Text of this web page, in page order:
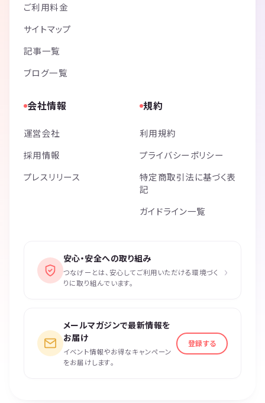
A. 年齢の制限はございません。
A. 着席＋立席式です。大半を椅子に座って話せるので疲れません！
Q. しつこく営業する人、誘ってくる人が・・・
た方は以後の参加をお断りします。ビジネスの内容は個人の考え方に委
Q. 会場は分かりやすいですか？
A. 帝国ホテルタワー（本館ではありません）の目の前です。近くには
などがあります。
楽しくてあっという間の約60分✨
止事項を設けてます。
参加者の皆様は、参加者間、参加者と当会スタッフ間において、セクハ
ラ、暴言、大声、差別的な発言、悪口、嫌がらせ、いじめ、過度な勧誘
＜中止について＞
地震、台風などの災害や悪天候時には皆様の安全を確保するために当社
の判断により当会は中止されます。中止の場合はご連絡させていただき
ご利用料金
サイトマップ
記事一覧
ブログ一覧
会社情報
運営会社
採用情報
プレスリリース
規約
利用規約
プライバシーポリシー
特定商取引法に基づく表
記
ガイドライン一覧
安心・安全への取り組み
つなげーとは、安心してご利用いただける環境づく
りに取り組んでいます。
›
メールマガジンで最新情報を
お届け
イベント情報やお得なキャンペーン
をお届けします。
登録する